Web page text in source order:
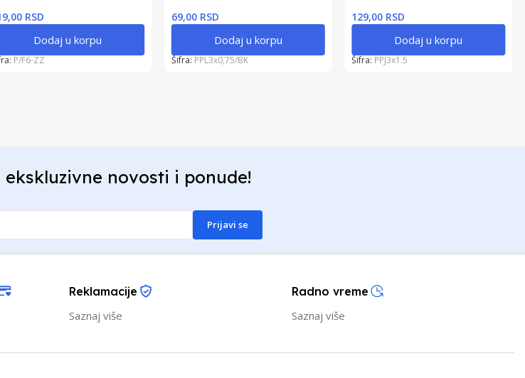
RSD
Dodaj u korpu
P/F6-ZZ
69,00 RSD
Dodaj u korpu
Šifra: PPL3x0,75/BK
129,00 RSD
Dodaj u korpu
Šifra: PPJ3x1.5
novosti i ponude!
Prijavi se
Reklamacije
Saznaj više
Radno vreme
Saznaj više